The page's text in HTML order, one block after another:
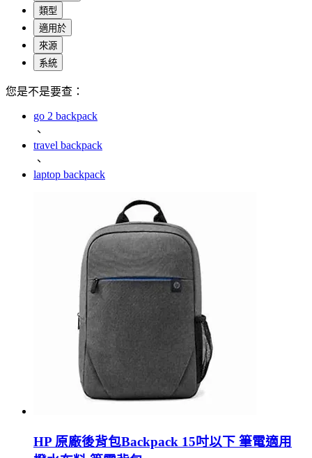
類型
適用於
來源
系統
您是不是要查：
go 2 backpack
、
travel backpack
、
laptop backpack
HP 原廠後背包Backpack 15吋以下 筆電適用